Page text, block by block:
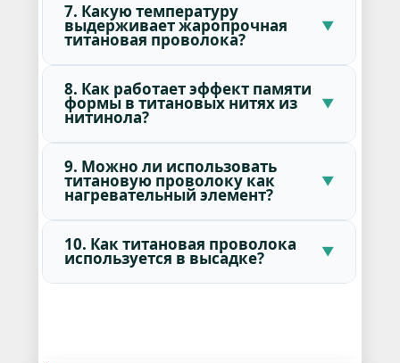
7. Какую температуру
выдерживает жаропрочная
титановая проволока?
8. Как работает эффект памяти
формы в титановых нитях из
нитинола?
9. Можно ли использовать
титановую проволоку как
нагревательный элемент?
10. Как титановая проволока
используется в высадке?